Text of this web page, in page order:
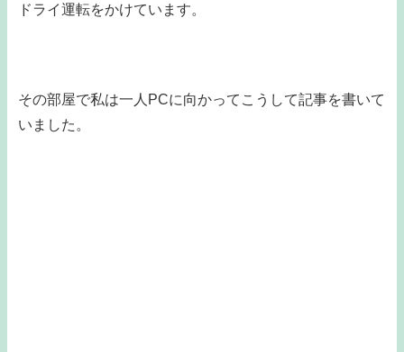
ドライ運転をかけています。
その部屋で私は一人PCに向かってこうして記事を書いて
いました。